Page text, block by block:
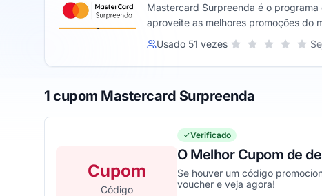
Mastercard Surpreenda é o
aproveite as melhores promoções do
Agora Cupom.
Usado 51 vezesSua nota para
5
4
3 estrelas
2 estrelas
1 estrela
1 cupom Mastercard Surpreenda
Cupom
Código
Verificado
O Melhor Cupom de
Se houver um código
voucher e veja agora!